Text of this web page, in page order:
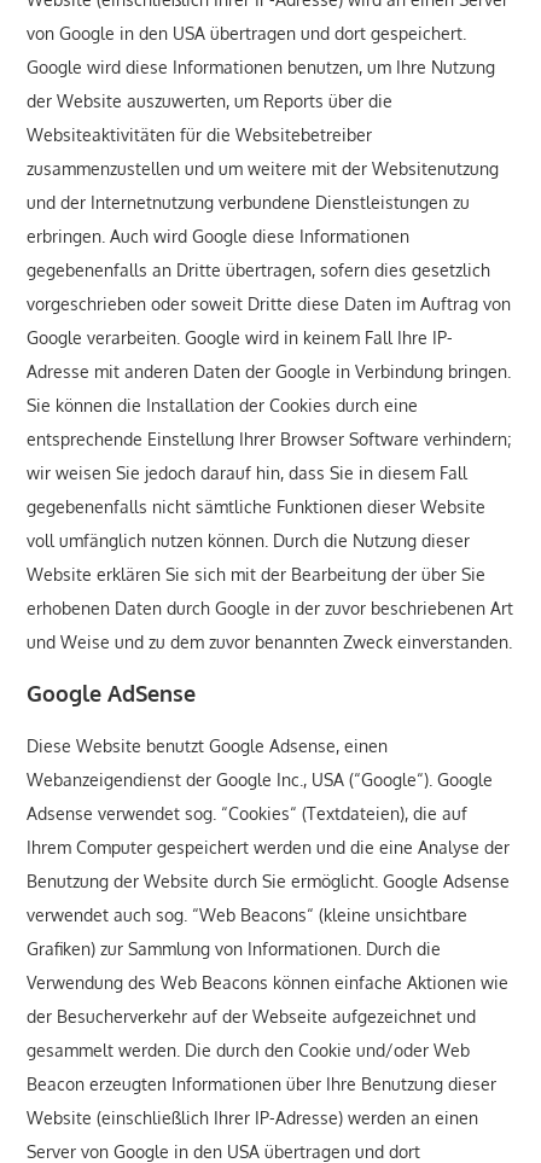
von Google in den USA übertragen und dort gespeichert.
Google wird diese Informationen benutzen, um Ihre Nutzung
der Website auszuwerten, um Reports über die
Websiteaktivitäten für die Websitebetreiber
zusammenzustellen und um weitere mit der Websitenutzung
und der Internetnutzung verbundene Dienstleistungen zu
erbringen. Auch wird Google diese Informationen
gegebenenfalls an Dritte übertragen, sofern dies gesetzlich
vorgeschrieben oder soweit Dritte diese Daten im Auftrag von
Google verarbeiten. Google wird in keinem Fall Ihre IP-
Adresse mit anderen Daten der Google in Verbindung bringen.
Sie können die Installation der Cookies durch eine
entsprechende Einstellung Ihrer Browser Software verhindern;
wir weisen Sie jedoch darauf hin, dass Sie in diesem Fall
gegebenenfalls nicht sämtliche Funktionen dieser Website
voll umfänglich nutzen können. Durch die Nutzung dieser
Website erklären Sie sich mit der Bearbeitung der über Sie
erhobenen Daten durch Google in der zuvor beschriebenen Art
und Weise und zu dem zuvor benannten Zweck einverstanden.
Google AdSense
Diese Website benutzt Google Adsense, einen
Webanzeigendienst der Google Inc., USA (“Google“). Google
Adsense verwendet sog. “Cookies“ (Textdateien), die auf
Ihrem Computer gespeichert werden und die eine Analyse der
Benutzung der Website durch Sie ermöglicht. Google Adsense
verwendet auch sog. “Web Beacons“ (kleine unsichtbare
Grafiken) zur Sammlung von Informationen. Durch die
Verwendung des Web Beacons können einfache Aktionen wie
der Besucherverkehr auf der Webseite aufgezeichnet und
gesammelt werden. Die durch den Cookie und/oder Web
Beacon erzeugten Informationen über Ihre Benutzung dieser
Website (einschließlich Ihrer IP-Adresse) werden an einen
Server von Google in den USA übertragen und dort